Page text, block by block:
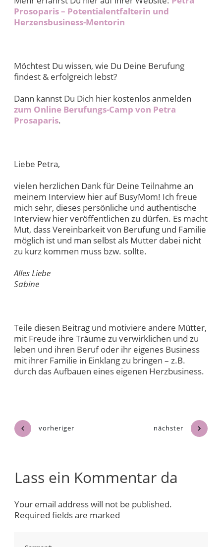
Prosoparis – Potentialentfalterin und
Herzensbusiness-Mentorin
Möchtest Du wissen, wie Du Deine Berufung
findest & erfolgreich lebst?
Dann kannst Du Dich hier kostenlos anmelden
zum Online Berufungs-Camp von Petra
Prosaparis.
Liebe Petra,
vielen herzlichen Dank für Deine Teilnahme an
meinem Interview hier auf BusyMom! Ich freue
mich sehr, dieses persönliche und authentische
Interview hier veröffentlichen zu dürfen. Es macht
Mut, dass Vereinbarkeit von Berufung und Familie
möglich ist und man selbst als Mutter dabei nicht
zu kurz kommen muss bzw. sollte.
Alles Liebe
Sabine
Teile diesen Beitrag und motiviere andere Mütter,
mit Freude ihre Träume zu verwirklichen und zu
leben und ihren Beruf oder ihr eigenes Business
mit ihrer Familie in Einklang zu bringen – z.B.
durch das Aufbauen eines eigenen Herzbusiness.
vorheriger nächster
Lass ein Kommentar da
Your email address will not be published.
Required fields are marked